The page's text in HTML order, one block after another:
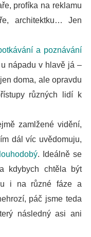
profíka na reklamu
architektku… Jen
a poznávání
nápadu v hlavě já –
doma, ale opravdu
různých lidí k
zamlžené vidění,
dál víc uvědomuju,
. Ideálně se
kdybych chtěla být
i na různé fáze a
páč jsme teda
následný asi ani